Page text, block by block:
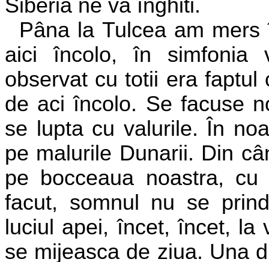
Siberia ne va înghiti.
Pâna la Tulcea am
aici încolo, în simfonia
observat cu totii era
de aci încolo. Se facuse
se lupta cu valurile. În
pe malurile Dunarii. Din
pe bocceaua noastra,
facut, somnul nu se
luciul apei, încet, încet,
se mijeasca de ziua. Una